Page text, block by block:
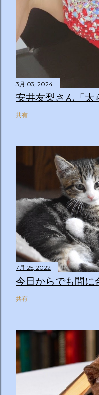
3月 03, 2024
安井友梨さん「太
共有
7月 25, 2022
今日からでも間に
共有